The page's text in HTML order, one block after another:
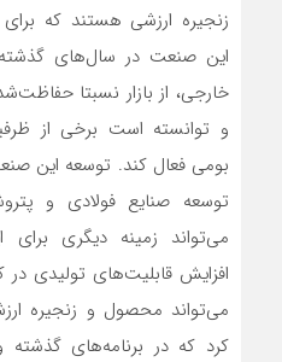
زنجیره ارزشی هستند که
این صنعت در سال‌های گذشته
خارجی، از بازار نسبتا
و توانسته است برخی از
بومی فعال کند. توسعه این
توسعه صنایع فولادی و
می‌تواند زمینه دیگری
افزایش قابلیت‌های تولیدی در
می‌تواند محصول و زنجیره
کرد که در برنامه‌های گذشته